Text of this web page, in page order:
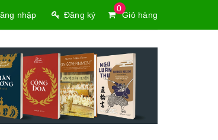
0
Giỏ hàng
nhập Đăng ký